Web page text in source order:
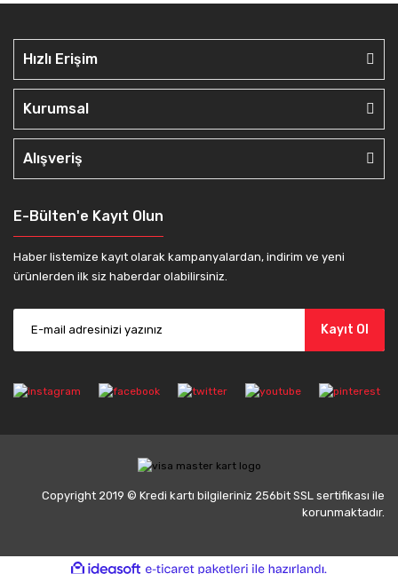
Hızlı Erişim
Kurumsal
Alışveriş
E-Bülten'e Kayıt Olun
Haber listemize kayıt olarak kampanyalardan, indirim ve yeni
ürünlerden ilk siz haberdar olabilirsiniz.
Kayıt Ol
Copyright 2019 © Kredi kartı bilgileriniz 256bit SSL sertifikası ile
korunmaktadır.
ideasoft e-